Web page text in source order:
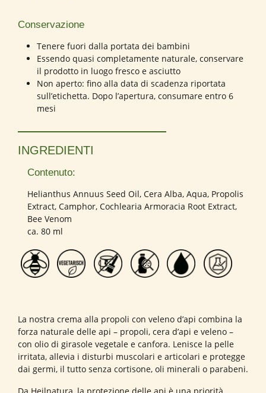
Conservazione
Tenere fuori dalla portata dei bambini
Essendo quasi completamente naturale, conservare
il prodotto in luogo fresco e asciutto
Non aperto: fino alla data di scadenza riportata
sull’etichetta. Dopo l’apertura, consumare entro 6
mesi
INGREDIENTI
Contenuto:
Helianthus Annuus Seed Oil, Cera Alba, Aqua, Propolis
Extract, Camphor, Cochlearia Armoracia Root Extract,
Bee Venom
ca. 80 ml
La nostra crema alla propoli con veleno d’api combina la
forza naturale delle api – propoli, cera d’api e veleno –
con olio di girasole vegetale e canfora. Lenisce la pelle
irritata, allevia i disturbi muscolari e articolari e protegge
dai germi, il tutto senza cortisone, oli minerali o parabeni.